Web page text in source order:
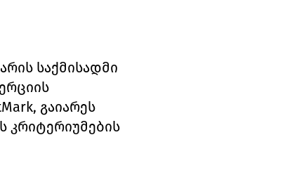
საქმისადმი
გაიარეს
კრიტერიუმების